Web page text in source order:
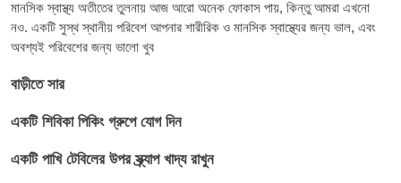
মানসিক স্বাস্থ্য অতীতের তুলনায় আজ আরো অনেক ফোকাস পায়, কিন্তু আমরা এখনো
নও. একটি সুস্থ স্থানীয় পরিবেশ আপনার শারীরিক ও মানসিক স্বাস্থ্যের জন্য ভাল, এবং
অবশ্যই পরিবেশের জন্য ভালো খুব
বাড়ীতে সার
একটি শিবিকা পিকিং গ্রুপে যোগ দিন
একটি পাখি টেবিলের উপর স্ক্র্যাপ খাদ্য রাখুন